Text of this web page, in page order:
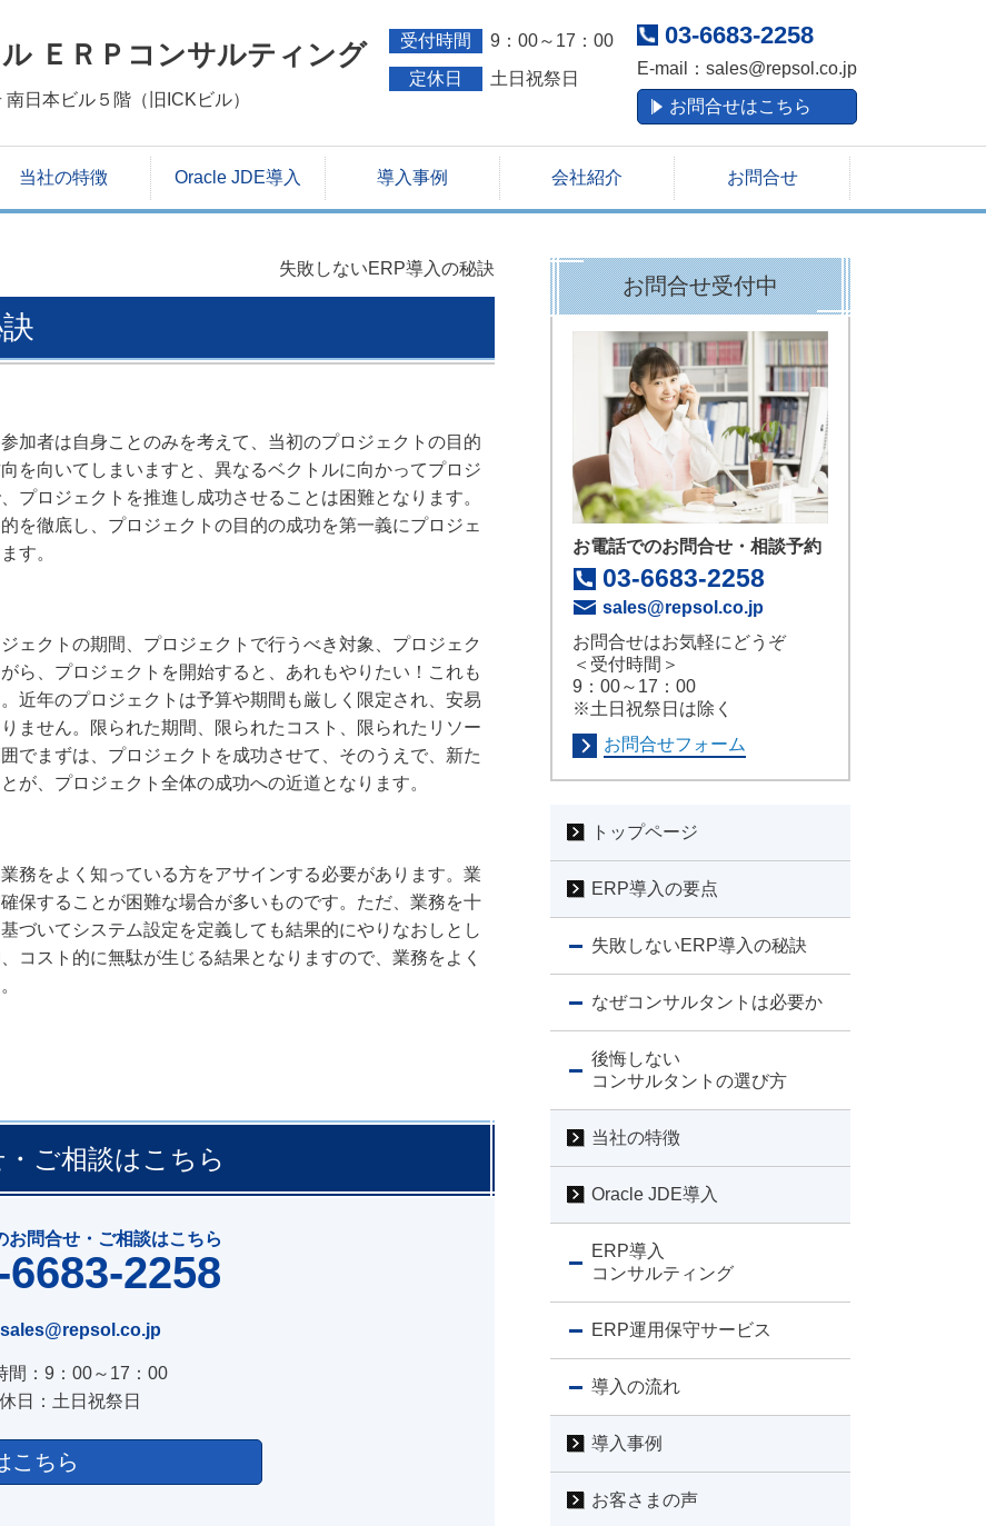
ＥＲＰコンサルティング
日本ビル５階（旧ICKビル）
受付時間 9：00～17：00
定休日 土日祝祭日
03-6683-2258
E-mail： sales@repsol.co.jp
お問合せはこちら
当社の特徴 Oracle JDE導入 導入事例 会社紹介 お問合せ
失敗しないERP導入の秘訣
加者は自身ことのみを考えて、当初のプロジェクトの目的
を向いてしまいますと、異なるベクトルに向かってプロジ
プロジェクトを推進し成功させることは困難となります。
を徹底し、プロジェクトの目的の成功を第一義にプロジェ
す。
ェクトの期間、プロジェクトで行うべき対象、プロジェク
ら、プロジェクトを開始すると、あれもやりたい！これも
近年のプロジェクトは予算や期間も厳しく限定され、安易
ません。限られた期間、限られたコスト、限られたリソー
でまずは、プロジェクトを成功させて、そのうえで、新た
が、プロジェクト全体の成功への近道となります。
務をよく知っている方をアサインする必要があります。業
保することが困難な場合が多いものです。ただ、業務を十
づいてシステム設定を定義しても結果的にやりなおしとし
コスト的に無駄が生じる結果となりますので、業務をよく
ご相談はこちら
お問合せ・ご相談はこちら
6683-2258
sales@repsol.co.jp
間：9：00～17：00
日：土日祝祭日
こちら
お問合せ受付中
お電話でのお問合せ・相談予約
03-6683-2258
sales@repsol.co.jp
お問合せはお気軽にどうぞ
＜受付時間＞
9：00～17：00
※土日祝祭日は除く
お問合せフォーム
トップページ
ERP導入の要点
失敗しないERP導入の秘訣
なぜコンサルタントは必要か
後悔しない
コンサルタントの選び方
当社の特徴
Oracle JDE導入
ERP導入
コンサルティング
ERP運用保守サービス
導入の流れ
導入事例
お客さまの声